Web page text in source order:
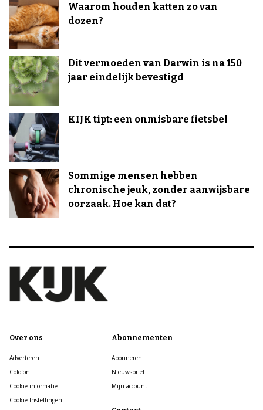
Waarom houden katten zo van
dozen?
Dit vermoeden van Darwin is na 150
jaar eindelijk bevestigd
KIJK tipt: een onmisbare fietsbel
Sommige mensen hebben
chronische jeuk, zonder aanwijsbare
oorzaak. Hoe kan dat?
Over ons
Adverteren
Colofon
Cookie informatie
Cookie Instellingen
Abonnementen
Abonneren
Nieuwsbrief
Mijn account